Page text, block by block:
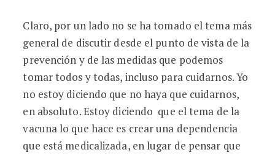
Claro, por un lado no se ha tomado el tema más
general de discutir desde el punto de vista de la
prevención y de las medidas que podemos
tomar todos y todas, incluso para cuidarnos. Yo
no estoy diciendo que no haya que cuidarnos,
en absoluto. Estoy diciendo que el tema de la
vacuna lo que hace es crear una dependencia
que está medicalizada, en lugar de pensar que